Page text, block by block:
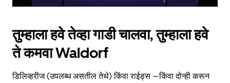
तुम्हाला हवे तेव्हा गाडी चालवा, तुम्हाला हवे
ते कमवा Waldorf
डिलिव्हरीज (उपलब्ध असतील तेथे) किंवा राईड्स —किंवा दोन्ही करून